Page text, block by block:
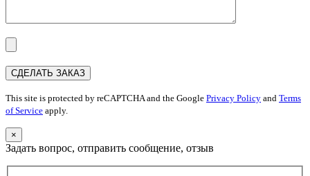
This site is protected by reCAPTCHA and the Google Privacy Policy and Terms
of Service apply.
×
Задать вопрос, отправить сообщение, отзыв